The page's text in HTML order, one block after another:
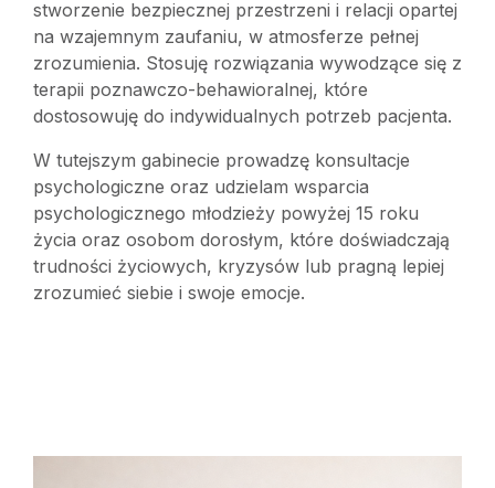
stworzenie bezpiecznej przestrzeni i relacji opartej
na wzajemnym zaufaniu, w atmosferze pełnej
zrozumienia. Stosuję rozwiązania wywodzące się z
terapii poznawczo-behawioralnej, które
dostosowuję do indywidualnych potrzeb pacjenta.
W tutejszym gabinecie prowadzę konsultacje
psychologiczne oraz udzielam wsparcia
psychologicznego młodzieży powyżej 15 roku
życia oraz osobom dorosłym, które doświadczają
trudności życiowych, kryzysów lub pragną lepiej
zrozumieć siebie i swoje emocje.